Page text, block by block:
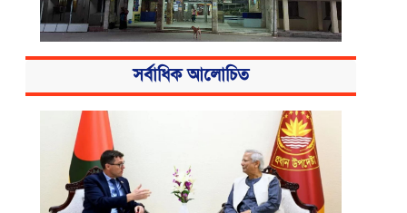
বিএসএমএমইউয়ের নতুন নাম বাংলাদেশ
মেডিকেল বিশ্ববিদ্যালয়
সর্বাধিক আলোচিত